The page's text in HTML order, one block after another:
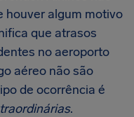
houver algum motivo
que atrasos
no aeroporto
aéreo não são
de ocorrência é
.